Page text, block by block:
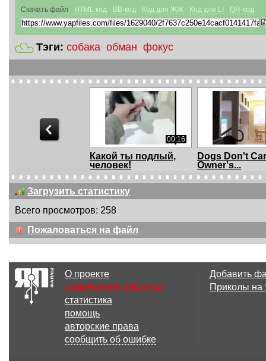
Скачать файл HTML код BB-код Код для ЖЖ Код для LI QR-код
Тэги: собака обман фокус
00:16
Какой ты подлый,
человек!
Dogs Don't
Owner's...
00:29
Оптическая
Обманул пса
Невидимый стул.
Классный трюк.
Загрузить статистику
Всего просмотров: 258
Пожаловаться на файл
О проекте
размещение рекламы
статистика
помощь
авторские права
сообщить об ошибке
Добавить
Приколы